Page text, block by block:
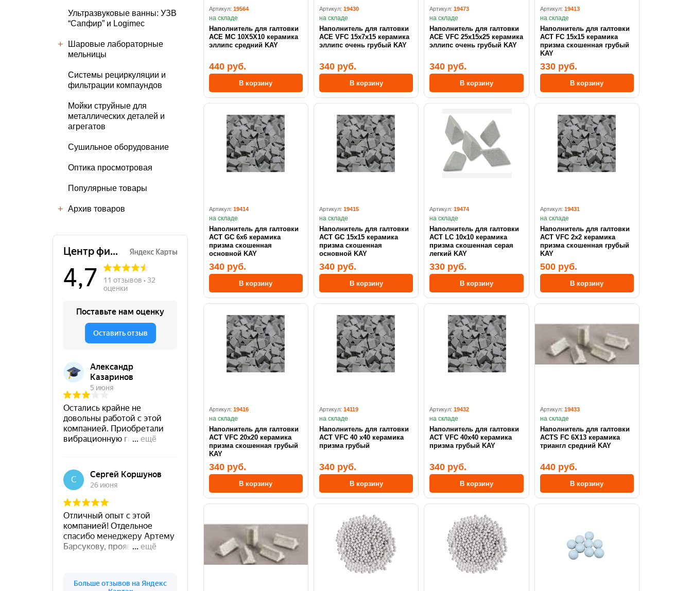
Ультразвуковые ванны: УЗВ
“Сапфир” и Logimec
Шаровые лабораторные
мельницы
Cистемы рециркуляции и
фильтрации компаундов
Мойки струйные для
металлических деталей и
агрегатов
Сушильное оборудование
Оптика просмотровая
Популярные товары
Архив товаров
Артикул: 19564
на складе
Наполнитель для галтовки
ACE MC 10X5X10 керамика
эллипс средний KAY
440 руб.
В корзину
Артикул: 19430
на складе
Наполнитель для галтовки
ACE VFC 15x7х15 керамика
эллипс очень грубый KAY
340 руб.
В корзину
Артикул:19473
на складе
Наполнитель для галтовки
ACE VFC 25x15x25 керамика
эллипс очень грубый KAY
340 руб.
В корзину
Артикул: 19413
на складе
Наполнитель для галтовки
ACT FC 15х15 керамика
призма скошенная грубый
KAY
330 руб.
В корзину
Артикул: 19414
на складе
Наполнитель для галтовки
ACT GC 6x6 керамика
призма скошенная
основной KAY
340 руб.
В корзину
Артикул: 19415
на складе
Наполнитель для галтовки
ACT GC 15x15 керамика
призма скошенная
основной KAY
340 руб.
В корзину
Артикул:19474
на складе
Наполнитель для галтовки
ACT LC 10х10 керамика
призма скошенная серая
легкий KAY
330 руб.
В корзину
Артикул: 19431
на складе
Наполнитель для галтовки
ACT VFC 2x2 керамика
призма скошенная грубый
KAY
500 руб.
В корзину
Артикул: 19416
на складе
Наполнитель для галтовки
ACT VFC 20x20 керамика
призма скошенная грубый
KAY
340 руб.
В корзину
Артикул: 14119
на складе
Наполнитель для галтовки
ACT VFC 40 x40 керамика
призма грубый
340 руб.
В корзину
Артикул:19432
на складе
Наполнитель для галтовки
ACT VFC 40x40 керамика
призма грубый KAY
340 руб.
В корзину
Артикул: 19433
на складе
Наполнитель для галтовки
ACTS FC 6X13 керамика
триангл средний KAY
440 руб.
В корзину